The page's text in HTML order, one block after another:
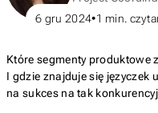
6 gru 2024 1 min.
Które segmenty produktowe
I gdzie znajduje się języczek
na sukces na tak